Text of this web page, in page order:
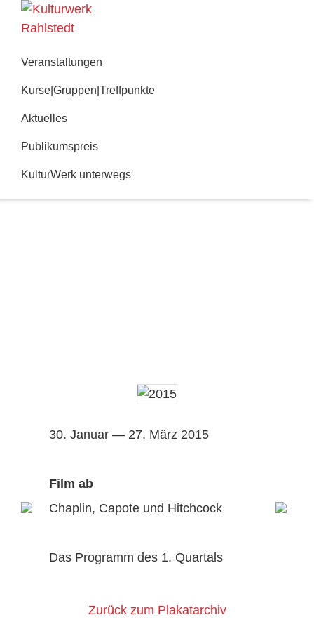
Hauptnavigation
Zum
Inhalt
Rahlstedt
Veranstaltungen
Kurse|Gruppen|Treffpunkte
Aktuelles
Publikumspreis
KulturWerk unterwegs
30. Januar — 27. März 2015
Film ab
Chaplin, Capote und Hitchcock
Das Programm des 1. Quartals
Zurück zum Plakatarchiv